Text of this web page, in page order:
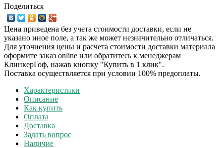
Поделиться
Цена приведена без учета стоимости доставки, если не
указано иное поле, а так же может незначительно отличаться.
Для уточнения цены и расчета стоимости доставки материала
оформите заказ online или обратитесь к менеджерам
КлинкерГоф, нажав кнопку "Купить в 1 клик".
Поставка осуществляется при условии 100% предоплаты.
Характеристики
Описание
Как купить
Оплата
Доставка
Задать вопрос
Наличие